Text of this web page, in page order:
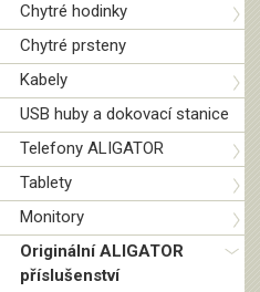
Chytré hodinky
Chytré prsteny
Kabely
USB huby a dokovací stanice
Telefony ALIGATOR
Tablety
Monitory
Originální ALIGATOR
příslušenství